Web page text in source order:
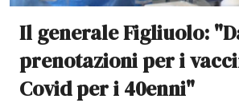
Il generale Figliuolo:
prenotazioni per i
Covid per i 40enni"